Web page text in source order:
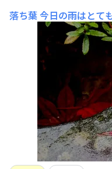
落ち葉今日の雨はとて